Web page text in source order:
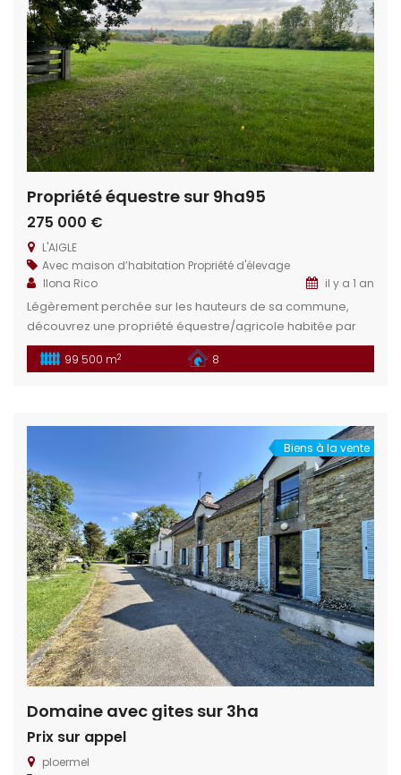
Propriété équestre sur 9ha95
275 000 €
L'AIGLE
Avec maison d’habitation Propriété d'élevage
Ilona Rico
il y a 1 an
Légèrement perchée sur les hauteurs de sa commune,
découvrez une propriété équestre/agricole habitée par
vaches et chevaux vivant en parfaite harmonie. Son
agencement répondra plus que parfaitement aux projets
réalisables. Situation géographique : Dans le département
99 500 m2 8
Biens à la vente
Domaine avec gites sur 3ha
Prix sur appel
ploermel